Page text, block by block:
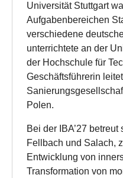
Universität Stuttgart
Aufgabenbereichen
verschiedene
unterrichtete an der
der Hochschule für
Geschäftsführerin
Polen.
Bei der IBA’27
Fellbach und Salach,
Entwicklung von
Transformation von